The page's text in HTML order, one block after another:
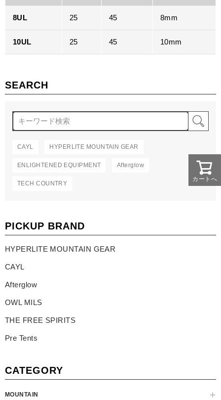
SEARCH
CAYL HYPERLITE MOUNTAIN GEAR
ENLIGHTENED EQUIPMENT Afterglow
TECH COUNTRY
PICKUP BRAND
HYPERLITE MOUNTAIN GEAR
CAYL
Afterglow
OWL MILS
THE FREE SPIRITS
Pre Tents
CATEGORY
MOUNTAIN
カートへ
8UL 25 45 8mm
10UL 25 45 10mm